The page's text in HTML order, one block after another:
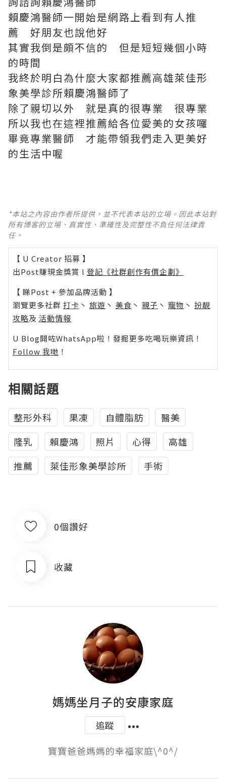
賴慶鴻醫師一開始是網路上看到有人推
薦 好朋友也說他好
其實我倒是頗不信的 但是短短幾個小時
的時間
我終於明白為什麼大家都推薦高雄萊佳形
象美學診所賴慶鴻醫師了
除了親切以外 就是真的很專業 很專業
所以我也在這裡推薦給各位愛美的女孩囉
畢竟專業醫師 才能帶領我們走入更美好
的生活中喔
*本站之內容由作者所提供，並不代表本站的立場。因此本站對
所有博客的立場、真實性、準確性及完整性不負任何法律責
任。
【 U Creator 招募 】
出Post賺現金獎賞 l 登記《社群創作有價企劃》
【 睇Post + 參加品牌活動 】
瀏覽更多社群 打卡 丶 旅遊 丶 美食 丶 親子 丶 寵物 丶 扮靚
攻略及 活動情報
U Blog開咗WhatsApp啦！發掘更多吃喝玩樂資訊！
Follow 我哋 ！
相關話題
整形外科 果凍 自體脂肪
醫美
隆乳
賴慶鴻 照片 心得
高雄
推薦
萊佳形象美學診所 手術
0個讚好
收藏
媽媽坐月子的安康家庭
追蹤
寶寶爸爸媽媽的幸福家庭\^0^/